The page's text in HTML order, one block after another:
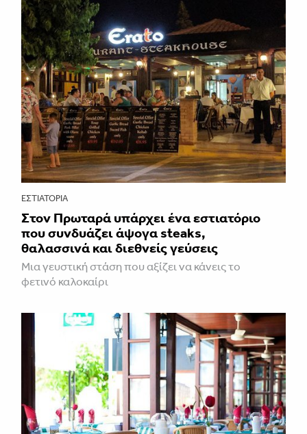
ΕΣΤΙΑΤΌΡΙΑ
Στον Πρωταρά υπάρχει ένα εστιατόριο
που συνδυάζει άψογα steaks,
θαλασσινά και διεθνείς γεύσεις
Μια γευστική στάση που αξίζει να κάνεις το
φετινό καλοκαίρι